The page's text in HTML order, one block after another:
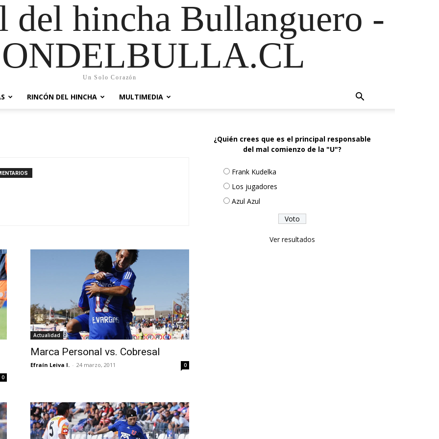
hincha Bullanguero -
Un Solo Corazón
RINCÓN DEL HINCHA MULTIMEDIA
0
Actualidad
Marca Personal vs. Cobresal
Efraín Leiva I. - 24 marzo, 2011 0
¿Quién crees que es el principal responsable
del mal comienzo de la "U"?
Frank Kudelka
Los jugadores
Azul Azul
Ver resultados